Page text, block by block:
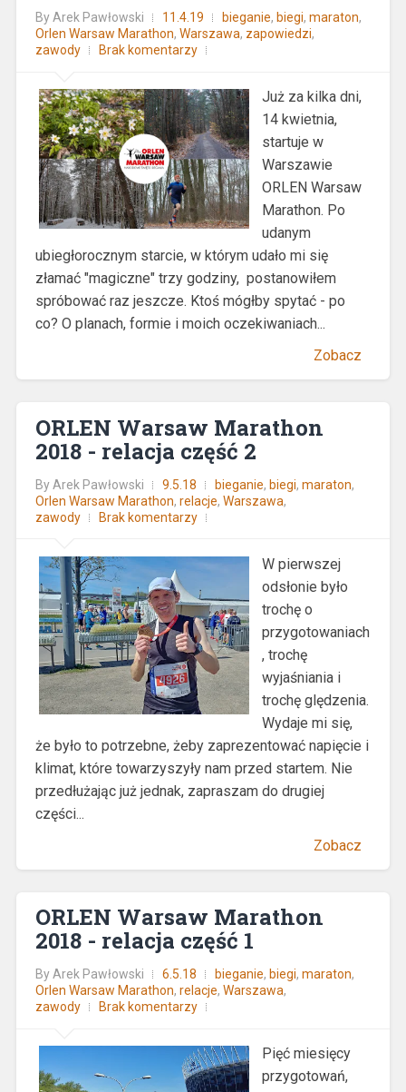
By Arek Pawłowski 11.4.19 bieganie, biegi, maraton,
Orlen Warsaw Marathon, Warszawa, zapowiedzi,
zawody
Brak komentarzy
Już za kilka dni,
14 kwietnia,
startuje w
Warszawie
ORLEN Warsaw
Marathon. Po
udanym
ubiegłorocznym starcie, w którym udało mi się
złamać "magiczne" trzy godziny, postanowiłem
spróbować raz jeszcze. Ktoś mógłby spytać - po
co? O planach, formie i moich oczekiwaniach...
Zobacz
ORLEN Warsaw Marathon
2018 - relacja część 2
By Arek Pawłowski 9.5.18 bieganie, biegi, maraton,
Orlen Warsaw Marathon, relacje, Warszawa,
zawody
Brak komentarzy
W pierwszej
odsłonie było
trochę o
przygotowaniach
, trochę
wyjaśniania i
trochę ględzenia.
Wydaje mi się,
że było to potrzebne, żeby zaprezentować napięcie i
klimat, które towarzyszyły nam przed startem. Nie
przedłużając już jednak, zapraszam do drugiej
części...
Zobacz
ORLEN Warsaw Marathon
2018 - relacja część 1
ByArek Pawłowski 6.5.18 bieganie, biegi, maraton,
Orlen Warsaw Marathon, relacje, Warszawa,
zawody
Brak komentarzy
Pięć miesięcy
przygotowań,